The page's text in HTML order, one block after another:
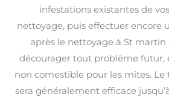
infestations existantes de
nettoyage, puis effectuer encore
après le nettoyage à St
décourager tout problème futur,
non comestible pour les mites.
sera généralement efficace